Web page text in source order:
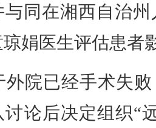
与同在湘西自治
娟医生评估患者
外院已经手术失
讨论后决定组织“